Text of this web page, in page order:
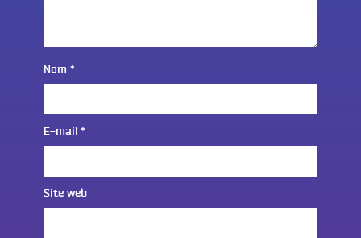
Nom *
E-mail *
Site web